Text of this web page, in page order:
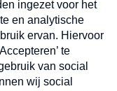
Verzend